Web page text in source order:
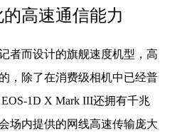
高速通信能力
而设计的旗舰速度机型，高
，除了在消费级相机中已经普
1D X Mark III还拥有千兆
场内提供的网线高速传输庞大